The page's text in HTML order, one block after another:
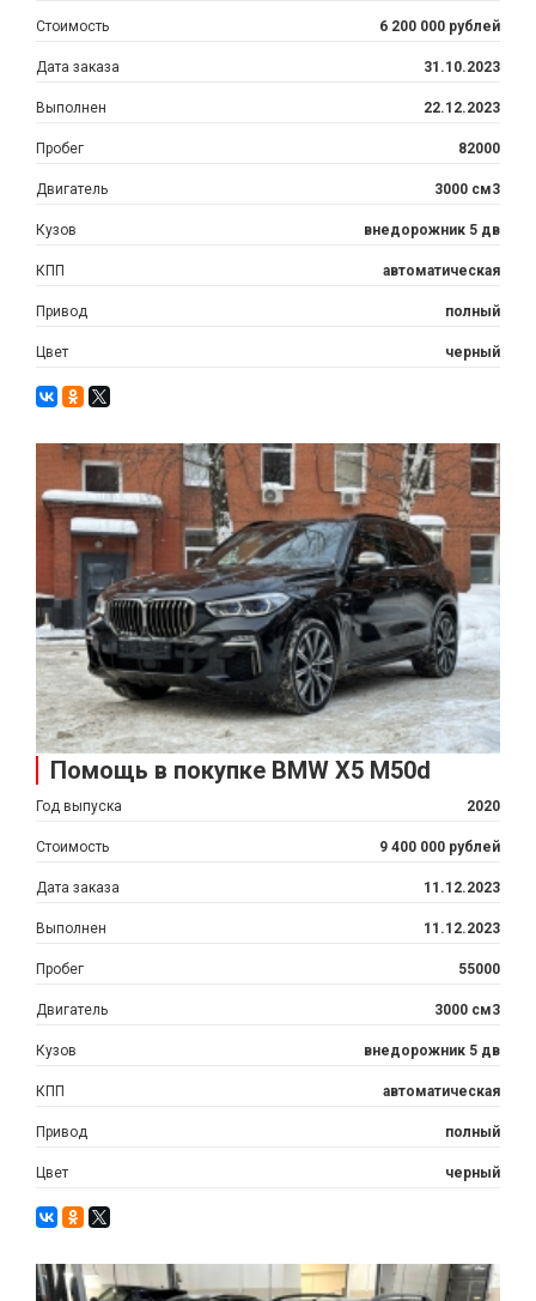
Стоимость 6 200 000 рублей
Дата заказа 31.10.2023
Выполнен 22.12.2023
Пробег 82000
Двигатель 3000 см3
Кузов внедорожник 5 дв
КПП автоматическая
Привод полный
Цвет черный
Помощь в покупке BMW X5 M50d
Год выпуска 2020
Стоимость 9 400 000 рублей
Дата заказа 11.12.2023
Выполнен 11.12.2023
Пробег 55000
Двигатель 3000 см3
Кузов внедорожник 5 дв
КПП автоматическая
Привод полный
Цвет черный